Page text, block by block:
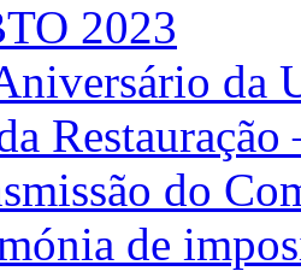
2023
da
do
de